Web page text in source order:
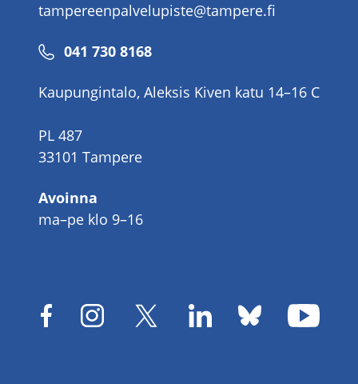
tampereenpalvelupiste@tampere.fi
Puhelinnumero
041 730 8168
Kaupungintalo, Aleksis Kiven katu 14–16 C
PL 487
33101 Tampere
Avoinna
ma–pe klo 9–16